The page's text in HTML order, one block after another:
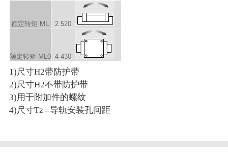
额定转矩 M L 2 520
额定转矩 M L0 4 430
1)尺寸H2带防护带
2)尺寸H2不带防护带
3)用于附加件的螺纹
4)尺寸T2 =导轨安装孔间距